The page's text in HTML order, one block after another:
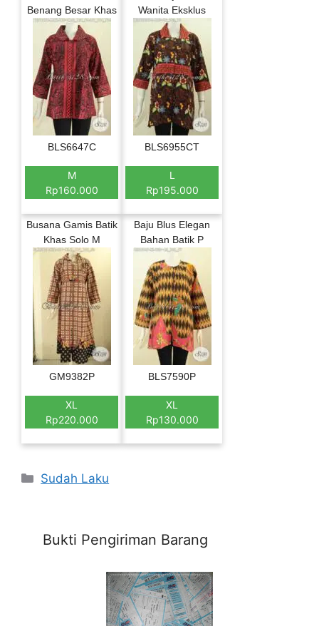
Benang Besar Khas
BLS6647C
M
Rp160.000
Wanita Eksklus
BLS6955CT
L
Rp195.000
Busana Gamis Batik
Khas Solo M
GM9382P
XL
Rp220.000
Baju Blus Elegan
Bahan Batik P
BLS7590P
XL
Rp130.000
Categories
Sudah Laku
Bukti Pengiriman Barang